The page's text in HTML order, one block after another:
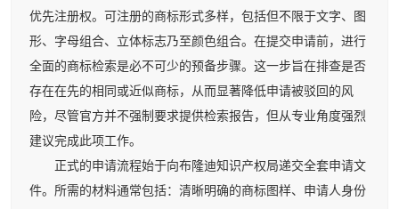
优先注册权。可注册的商标形式多样，包括但不限于文字、图
形、字母组合、立体标志乃至颜色组合。在提交申请前，进行
全面的商标检索是必不可少的预备步骤。这一步旨在排查是否
存在在先的相同或近似商标，从而显著降低申请被驳回的风
险，尽管官方并不强制要求提供检索报告，但从专业角度强烈
建议完成此项工作。
正式的申请流程始于向布隆迪知识产权局递交全套申请文
件。所需的材料通常包括：清晰明确的商标图样、申请人身份